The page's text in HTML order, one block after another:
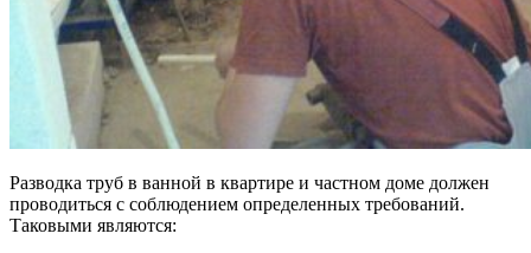
Разводка труб в ванной в квартире и частном доме должен
проводиться с соблюдением определенных требований.
Таковыми являются: